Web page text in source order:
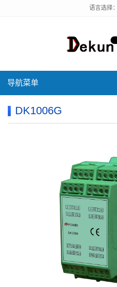
语言选择：
导航菜单
DK1006G